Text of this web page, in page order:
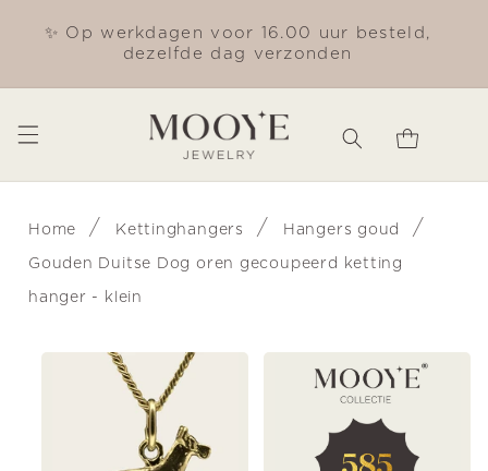
naar de
✨ Op werkdagen voor 16.00 uur besteld,
dezelfde dag verzonden
Winkelwagen
Home / Kettinghangers / Hangers goud /
Gouden Duitse Dog oren gecoupeerd ketting
hanger - klein
Ga direct naar
productinformatie